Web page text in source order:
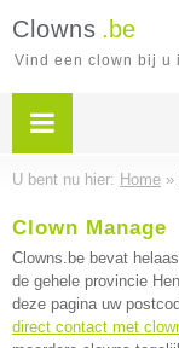
Clowns .be
Vind een clown bij u
U bent nu hier: Home »
Clown Manage
Clowns.be bevat
de gehele provincie
deze pagina uw
direct contact met